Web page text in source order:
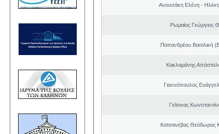
Ανουσάκη Ελένη -
Ρωμαίος Γεώργιος
Παπανδρέου Βασιλική
Κακλαμάνης
Γιαννόπουλος
Γείτονας
Κατσανέβας Θεόδωρος